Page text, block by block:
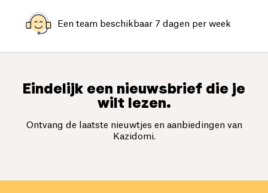
Een team beschikbaar 7 dagen per week
Eindelijk een nieuwsbrief die je
wilt lezen.
Ontvang de laatste nieuwtjes en aanbiedingen van
Kazidomi.